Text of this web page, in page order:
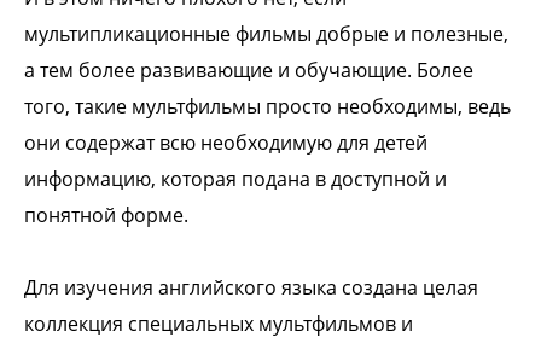
мультипликационные фильмы добрые и полезные,
а тем более развивающие и обучающие. Более
того, такие мультфильмы просто необходимы, ведь
они содержат всю необходимую для детей
информацию, которая подана в доступной и
понятной форме.
Для изучения английского языка создана целая
коллекция специальных мультфильмов и